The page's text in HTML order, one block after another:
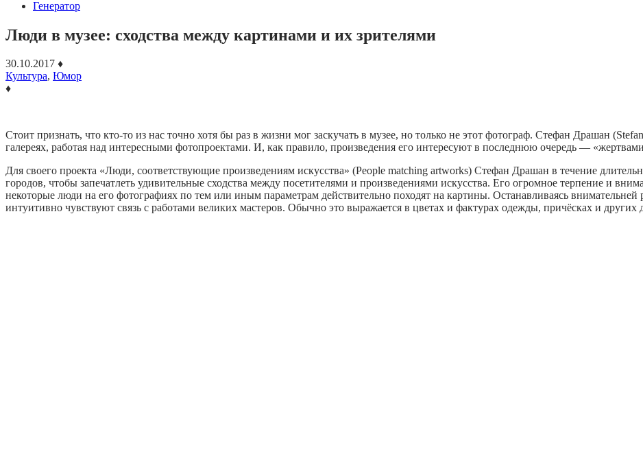
Генератор
Люди в музее: сходства между картинами и их зрителями
30.10.2017 ♦
Культура, Юмор
♦
Стоит признать, что кто-то из нас точно хотя бы раз в жизни мог заскучать в музее, но только не этот фотограф. Стефан Драшан
галереях, работая над интересными фотопроектами. И, как правило, произведения его интересуют в последнюю очередь —
Для своего проекта «Люди, соответствующие произведениям искусства» (People matching artworks) Стефан Драшан в течение
городов, чтобы запечатлеть удивительные сходства между посетителями и произведениями искусства. Его огромное терпение и
некоторые люди на его фотографиях по тем или иным параметрам действительно походят на картины. Останавливаясь внимательней
интуитивно чувствуют связь с работами великих мастеров. Обычно это выражается в цветах и фактурах одежды, причёсках и других